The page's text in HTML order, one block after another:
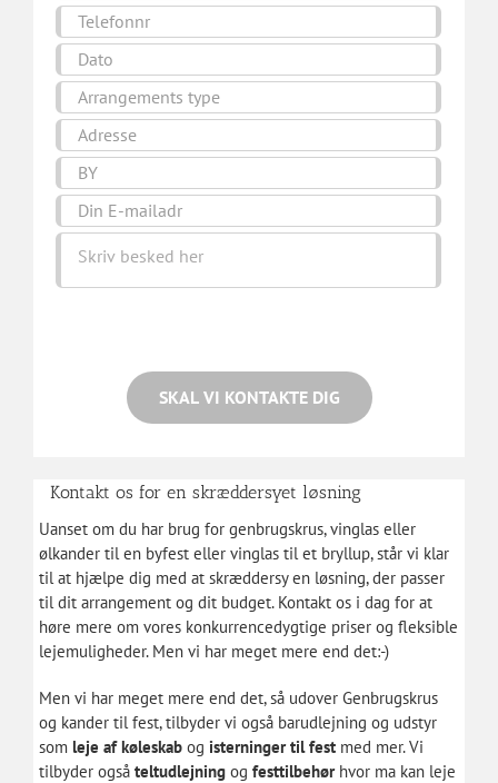
Kontakt os for en skræddersyet løsning
Uanset om du har brug for genbrugskrus, vinglas eller
ølkander til en byfest eller vinglas til et bryllup, står vi klar
til at hjælpe dig med at skræddersy en løsning, der passer
til dit arrangement og dit budget. Kontakt os i dag for at
høre mere om vores konkurrencedygtige priser og fleksible
lejemuligheder. Men vi har meget mere end det:-)
Men vi har meget mere end det, så udover Genbrugskrus
og kander til fest, tilbyder vi også barudlejning og udstyr
som leje af køleskabog isterninger til festmed mer. Vi
tilbyder også teltudlejningog festtilbehørhvor ma kan leje